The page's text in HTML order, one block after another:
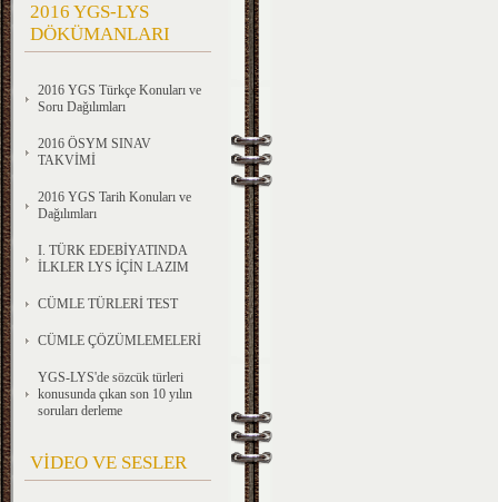
2016 YGS-LYS
DÖKÜMANLARI
2016 YGS Türkçe Konuları ve
Soru Dağılımları
2016 ÖSYM SINAV
TAKVİMİ
2016 YGS Tarih Konuları ve
Dağılımları
I. TÜRK EDEBİYATINDA
İLKLER LYS İÇİN LAZIM
CÜMLE TÜRLERİ TEST
CÜMLE ÇÖZÜMLEMELERİ
YGS-LYS'de sözcük türleri
konusunda çıkan son 10 yılın
soruları derleme
VİDEO VE SESLER